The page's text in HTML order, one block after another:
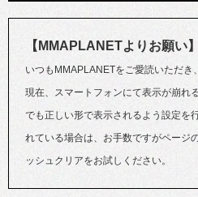
【MMAPLANETよりお願い】
いつもMMAPLANETをご愛読いただき
現在、スマートフォンにて表示が崩れ
でも正しい形で表示されるよう設定を
れている場合は、お手数ですがページ
ッシュクリアをお試しください。